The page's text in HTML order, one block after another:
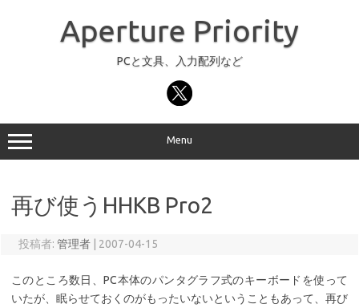
Aperture Priority
PCと文具、入力配列など
Menu
再び使うHHKB Pro2
投稿者: 管理者 2007-04-15
このところ数日、PC本体のパンタグラフ式のキーボードを使って
いたが、眠らせておくのがもったいないということもあって、再び